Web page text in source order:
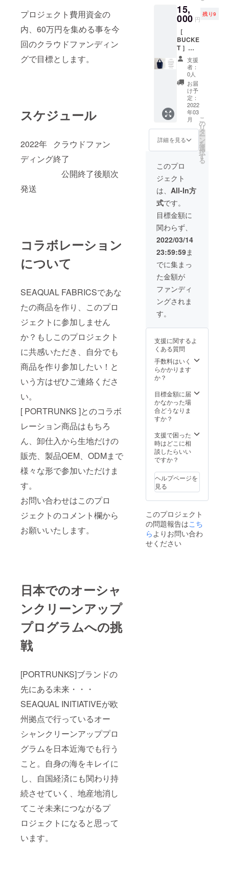
プロジェクト費用資金の
内、60万円を集める事を今
回のクラウドファンディン
グで目標とします。
スケジュール
2022年 クラウドファン
ディング終了
公開終了後順次
発送
コラボレーション
について
SEAQUAL FABRICSであな
たの商品を作り、このプロ
ジェクトに参加しません
か？もしこのプロジェクト
に共感いただき、自分でも
商品を作り参加したい！と
いう方はぜひご連絡くださ
い。
[ PORTRUNKS ]とのコラボ
レーション商品はもちろ
ん、卸仕入から生地だけの
販売、製品OEM、ODMまで
様々な形で参加いただけま
す。
お問い合わせはこのプロ
ジェクトのコメント欄から
お願いいたします。
日本でのオーシャ
ンクリーンアップ
プログラムへの挑
戦
[PORTRUNKS]ブランドの
先にある未来・・・
SEAQUAL INITIATIVEが欧
州拠点で行っているオー
シャンクリーンアッププロ
グラムを日本近海でも行う
こと。自身の海をキレイに
し、自国経済にも関わり持
続させていく、地産地消し
てこそ未来につながるプ
ロジェクトになると思って
います。
タッチ
装着。
ショル
ダー紐
は結ん
で長さ
調整可
能。
H33×W
37/22×
D14
ショル
ダー約
90cm(
装着
OCEAN
"メッ
のプリ
ント部
分など
に規格
外生地
として
廃棄処
分予定
だった
ECO
SUEDE
を使
ンドル
はス
釦で１
タッチ
装着。
ショル
は結ん
で長さ
調整可
能。
H33×W
37/22×
D14
ショル
ダー約
90cm(
装着時
CLEAN
OCEAN
"メッ
セージ
のプリ
ント部
分やハ
ンドル
＆ショ
ルダー
に規格
外生地
として
廃棄処
分予定
だった
ECO
SUEDE
用。 ふ
内ポ
ケット
ち、ひ
とつに
SEAQU
AL×PO
RTRUN
ラボ
マーク
プリン
ト入
り。 ハ
ンドル
はス
タッチ
装着。
ショル
ダー紐
は結ん
で長さ
般販売
を前に
ご支援
には通
常
￥17,10
0(商品
0+消費
￥1,500
+送料
のとこ
ろ消費
税、送
料をこ
UNKS
を象徴
する海
洋プラ
スチッ
クゴミ
のリサ
イクル
生地に
リサイ
クルワ
タを詰
めた大
柄のキ
ルト生
地。
”TOGE
CLEAN
OCEAN
"メッ
セージ
のプリ
ント部
分やハ
ンドル
＆ショ
ルダー
に規格
外生地
として
廃棄処
分予定
だった
ECO
SUEDE
たつの
内ポ
ケット
のう
ち、ひ
とつに
RTRUN
KSのコ
ラボ
ト入
り。 ハ
ンドル
はス
釦で１
タッチ
装着。
ショル
は結ん
で長さ
調整可
能。 一
般販売
15,
000 円
残り9
［
BUCKE
T ］
c#/navy
（ネイ
ビー）
バケツ
型の
トート
＆ショ
ルダー
2way
バッ
グ。
ベース
生地は
PORTR
UNKS
を象徴
する海
洋プラ
スチッ
クゴミ
のリサ
イクル
生地に
リサイ
クルワ
タを詰
めた大
柄のキ
ルト生
地。
”TOGE
CLEAN
"メッ
セージ
のプリ
ント部
分やハ
＆ショ
ルダー
に規格
外生地
廃棄処
分予定
だった
ECO
を使
用。 ふ
たつの
内ポ
のう
ち、ひ
とつに
SEAQU
AL×PO
支援
者：
0人
お届
け予
定：
2022
年03
月
詳細を見る
こ
の
リ
タ
ー
ン
を
選
択
す
る
このプロ
ジェクト
は、 All-In方
式です。
目標金額に
関わらず、
2022/03/14
23:59:59ま
でに集まっ
た金額が
ファンディ
ングされま
す。
支援に関するよ
くある質問
手数料はいく
らかかります
か？
目標金額に届
かなかった場
合どうなりま
すか？
支援で困った
時はどこに相
談したらいい
ですか？
ヘルプページを
見る
このプロジェクト
の問題報告はこち
ら よりお問い合わ
せください